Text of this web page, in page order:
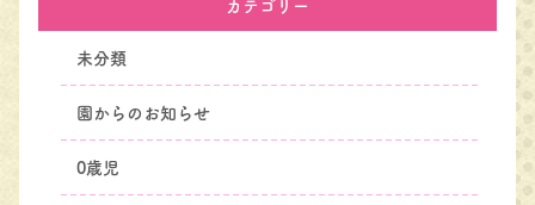
カテゴリー
未分類
園からのお知らせ
0歳児